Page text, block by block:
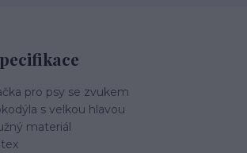
pro psy se zvukem
s velkou hlavou
materiál